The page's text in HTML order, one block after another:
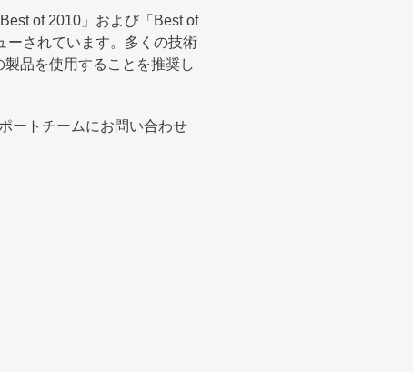
of 2010」および「Best of
ーされています。多くの技術
品を使用することを推奨し
ートチームにお問い合わせ